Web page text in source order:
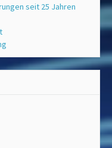
seit 25 Jahren